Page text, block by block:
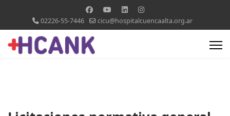
02226-55-7446 cicu@hospitalcuencaalta.org.ar